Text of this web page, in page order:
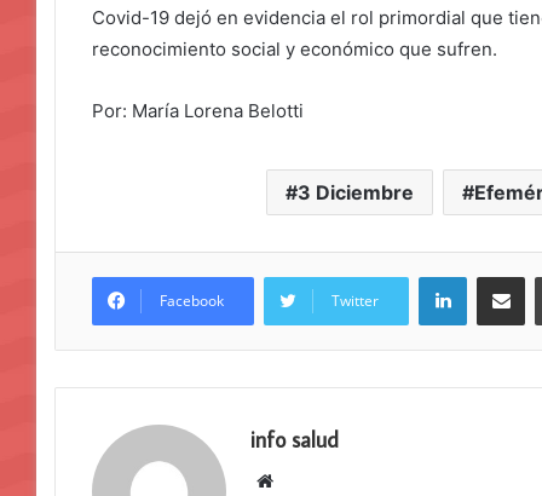
Covid-19 dejó en evidencia el rol primordial que
reconocimiento social y económico que sufren.
Por: María Lorena Belotti
3 Diciembre
Facebook Twitter
LinkedIn
info salud
Sitio